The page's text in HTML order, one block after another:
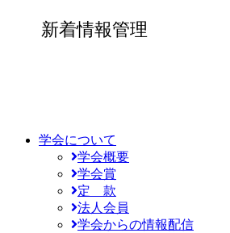
新着情報管理
学会について
学会概要
学会賞
定 款
法人会員
学会からの情報配信